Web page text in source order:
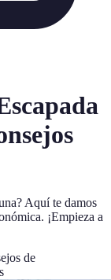
Aquí te damos
¡Empieza a
de